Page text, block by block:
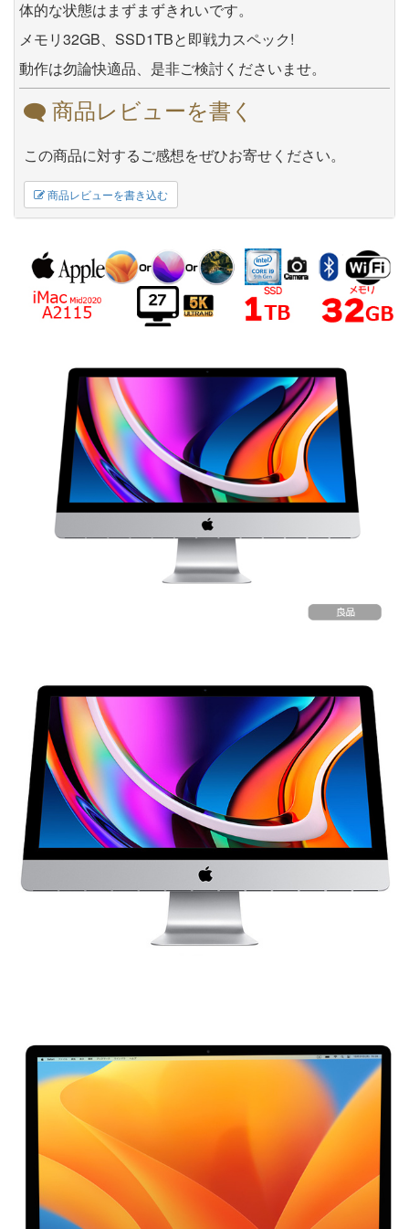
体的な状態はまずまずきれいです。
メモリ32GB、SSD1TBと即戦力スペック!
動作は勿論快適品、是非ご検討くださいませ。
商品レビューを書く
この商品に対するご感想をぜひお寄せください。
商品レビューを書き込む